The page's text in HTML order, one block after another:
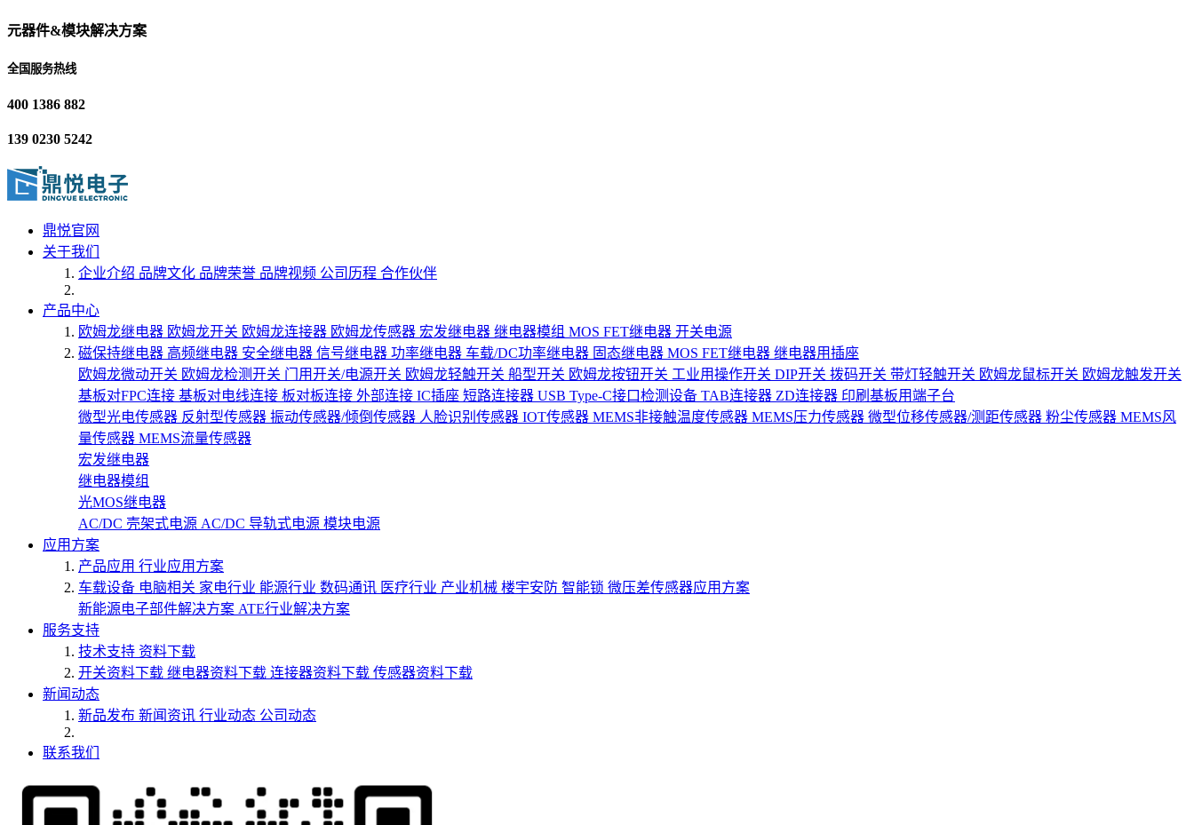
元器件&模块解决方案
全国服务热线
400 1386 882
139 0230 5242
鼎悦官网
关于我们
企业介绍 品牌文化 品牌荣誉 品牌视频 公司历程 合作伙伴
产品中心
欧姆龙继电器 欧姆龙开关 欧姆龙连接器 欧姆龙传感器 宏发继电器 继电器模组 MOS FET继电器 开关电源
磁保持继电器 高频继电器 安全继电器 信号继电器 功率继电器 车载/DC功率继电器 固态继电器 MOS FET继电器 继电器用插座
欧姆龙微动开关 欧姆龙检测开关 门用开关/电源开关 欧姆龙轻触开关 船型开关 欧姆龙按钮开关 工业用操作开关 DIP开关 拨码开关 带灯轻触开关 欧姆龙鼠标开关 欧姆龙触发开关
基板对FPC连接 基板对电线连接 板对板连接 外部连接 IC插座 短路连接器 USB Type-C接口检测设备 TAB连接器 ZD连接器 印刷基板用端子台
微型光电传感器 反射型传感器 振动传感器/倾倒传感器 人脸识别传感器 IOT传感器 MEMS非接触温度传感器 MEMS压力传感器 微型位移传感器/测距传感器 粉尘传感器 MEMS风
量传感器 MEMS流量传感器
宏发继电器
继电器模组
光MOS继电器
AC/DC 壳架式电源 AC/DC 导轨式电源 模块电源
应用方案
产品应用 行业应用方案
车载设备 电脑相关 家电行业 能源行业 数码通讯 医疗行业 产业机械 楼宇安防 智能锁 微压差传感器应用方案
新能源电子部件解决方案 ATE行业解决方案
服务支持
技术支持 资料下载
开关资料下载 继电器资料下载 连接器资料下载 传感器资料下载
新闻动态
新品发布 新闻资讯 行业动态 公司动态
联系我们